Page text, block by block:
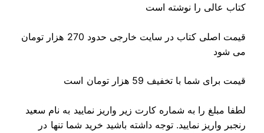
کتاب عالی را نوشته است
قیمت اصلی کتاب در سایت خارجی حدود 270 هزار تومان
می شود
قیمت برای شما با تخفیف 59 هزار تومان است
لطفا مبلغ را به شماره کارت زیر واریز نمایید به نام سعید
رنجبر واریز نمایید. توجه داشته باشید خرید شما تنها در